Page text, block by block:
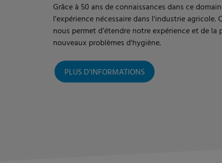
Grâce à 50 ans de connaissances dans ce
l'expérience nécessaire dans l'industrie
nous permet d’étendre notre expérience et de
nouveaux problèmes d'hygiène.
PLUS D'INFORMATIONS